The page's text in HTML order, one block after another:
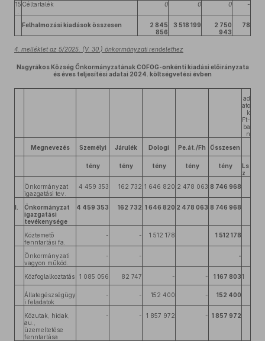
15 Céltartalék 0 0 0 -
Felhalmozási kiadások összesen
2 845
856
3 518 199
2 750
943
78
4. melléklet az 5/2025. (V. 30.) önkormányzati rendelethez
Nagyrákos Község Önkormányzatának COFOG-onkénti kiadási előirányzata
és éves teljesítési adatai 2024. költségvetési évben
ad
ato
k
Ft-
ba
n
Megnevezés
Személyi Járulék Dologi Pe.át./Fh Összesen
tény tény tény tény tény
Ls
z
Önkormányzat
igazgatási tev.
4 459 353 162 732 1 646 820 2 478 063 8 746 968
I.
Önkormányzat
igazgatási
tevékenysége
4 459 353 162 732 1 646 820 2 478 063 8 746 968
Köztemető
fenntartási fa.
- - 1 512 178 1 512 178
Önkormányzati
vagyon működ.
- - -
Közfoglalkoztatás 1 085 056 82 747 - - 1 167 8031
Állategészségügy
i feladatok
- - 152 400 - 152 400
Közutak, hidak,
au.,
üzemeltetése
fenntartása
- - 1 857 972 - 1 857 972